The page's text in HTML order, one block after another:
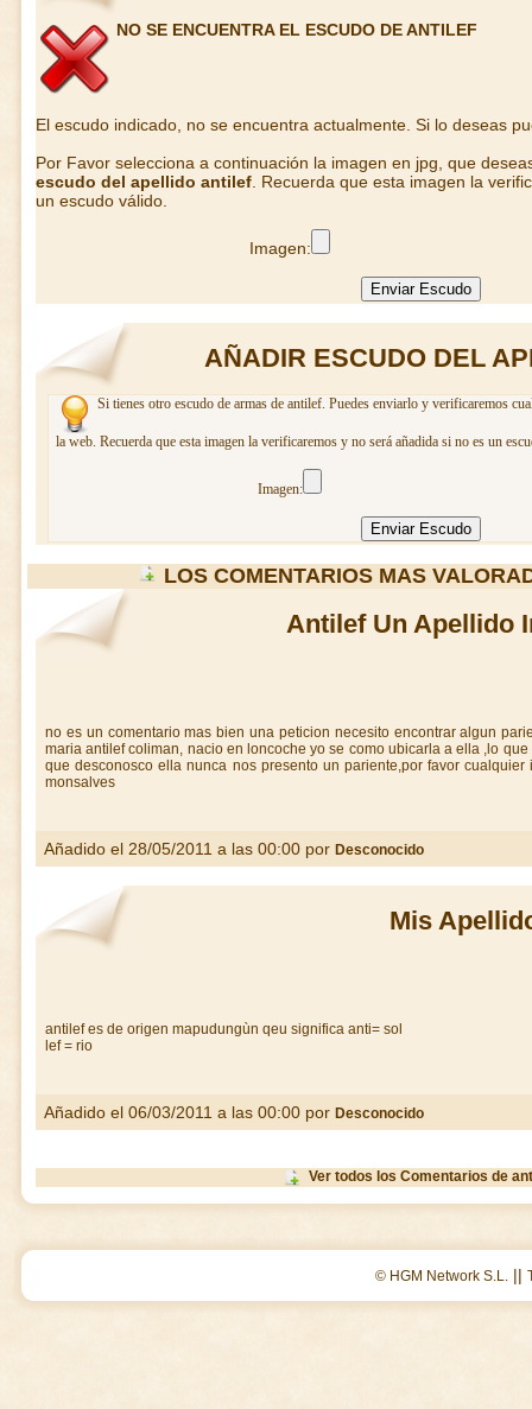
NO SE ENCUENTRA EL ESCUDO DE ANTILEF
El escudo indicado, no se encuentra actualmente. Si lo deseas
Por Favor selecciona a continuación la imagen en jpg, que
escudo del apellido antilef. Recuerda que esta imagen la
un escudo válido.
Imagen:
AÑADIR ESCUDO DEL
Si tienes otro escudo de armas de antilef. Puedes enviarlo y verificaremos
la web. Recuerda que esta imagen la verificaremos y no será añadida si no es un
Imagen:
LOS COMENTARIOS MAS
Antilef Un Apellido
no es un comentario mas bien una peticion necesito encontrar algun
maria antilef coliman, nacio en loncoche yo se como ubicarla a ella ,lo
que desconosco ella nunca nos presento un pariente,por favor
monsalves
Añadido el 28/05/2011 a las 00:00 por Desconocido
Mis
antilef es de origen mapudungùn qeu significa anti= sol
lef = rio
Añadido el 06/03/2011 a las 00:00 por Desconocido
Ver todos los Comentarios de
© HGM Network S.L. ||